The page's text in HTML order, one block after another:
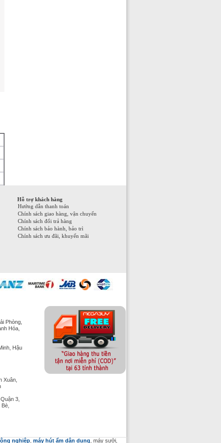
Hỗ trợ khách hàng
Hướng dẫn thanh toán
Chính sách giao hàng, vận chuyển
Chính sách đổi trả hàng
Chính sách bảo hành, bảo trì
Chính sách ưu đãi, khuyến mãi
Phòng,
Hóa,
Hậu
Xuân,
3,
nghiệp máy hút ẩm dân dụng , máy sưởi,